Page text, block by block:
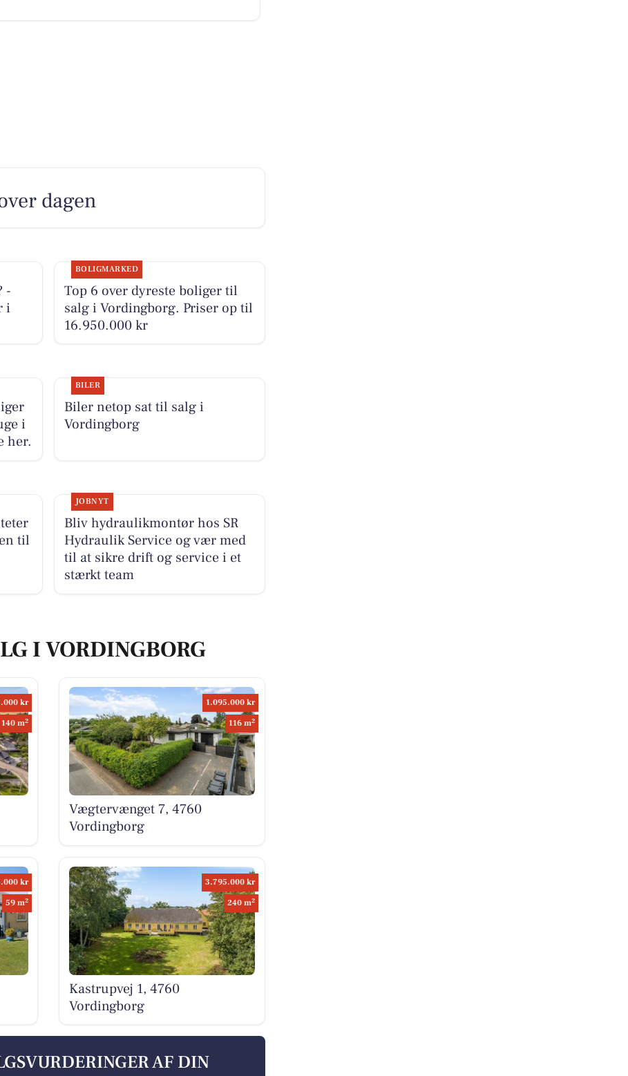
dagen
-
i
BOLIGMARKED
Top 6 over dyreste boliger til
salg i Vordingborg. Priser op til
16.950.000 kr
i
her.
BILER
Biler netop sat til salg i
Vordingborg
til
JOBNYT
Bliv hydraulikmontør hos SR
Hydraulik Service og vær med
til at sikre drift og service i et
stærkt team
I VORDINGBORG
kr
140 m2
1.095.000 kr
116 m2
Vægtervænget 7, 4760
Vordingborg
kr
59 m2
3.795.000 kr
240 m2
Kastrupvej 1, 4760
Vordingborg
AF DIN